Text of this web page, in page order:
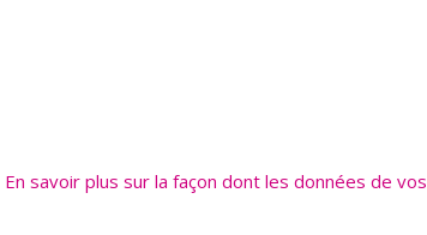
En savoir plus sur la façon dont les données de vos